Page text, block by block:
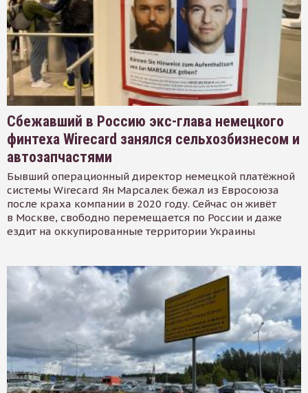
Сбежавший в Россию экс-глава немецкого
финтеха Wirecard занялся сельхозбизнесом и
автозапчастями
Бывший операционный директор немецкой платёжной
системы Wirecard Ян Марсалек бежал из Евросоюза
после краха компании в 2020 году. Сейчас он живёт
в Москве, свободно перемещается по России и даже
ездит на оккупированные территории Украины